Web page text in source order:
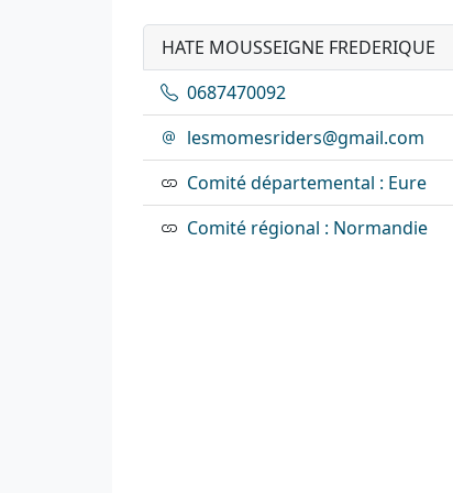
HATE MOUSSEIGNE FREDERIQUE
0687470092
lesmomesriders@gmail.com
Comité départemental : Eure
Comité régional : Normandie